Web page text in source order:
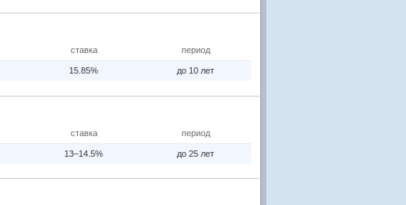
ставка период
15.85% до 10 лет
ставка период
13–14.5% до 25 лет